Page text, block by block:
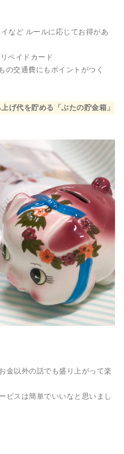
など ルールに応じてお得があ
ペイドカード
の交通費にもポイントがつく
げ代を貯める「ぶたの貯金箱」
金以外の話でも盛り上がって楽
ビスは簡単でいいなと思いまし